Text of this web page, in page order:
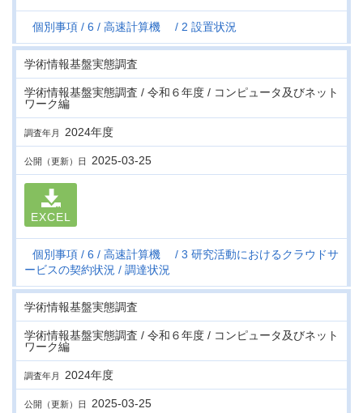
個別事項 6 高速計算機 2 設置状況
学術情報基盤実態調査
学術情報基盤実態調査 / 令和６年度 / コンピュータ及びネット
ワーク編
調査年月 2024年度
公開（更新）日 2025-03-25
EXCEL
個別事項 6 高速計算機
3 研究活動におけるクラウドサ
ービスの契約状況
調達状況
学術情報基盤実態調査
学術情報基盤実態調査 / 令和６年度 / コンピュータ及びネット
ワーク編
調査年月 2024年度
公開（更新）日 2025-03-25